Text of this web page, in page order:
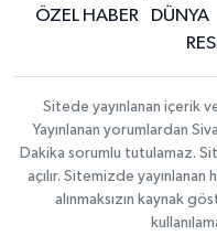
ÖZEL HABER
DÜNYA
Sitede yayınlanan içerik
Yayınlanan yorumlardan
Dakika sorumlu tutulamaz.
açılır. Sitemizde
alınmaksızın kaynak